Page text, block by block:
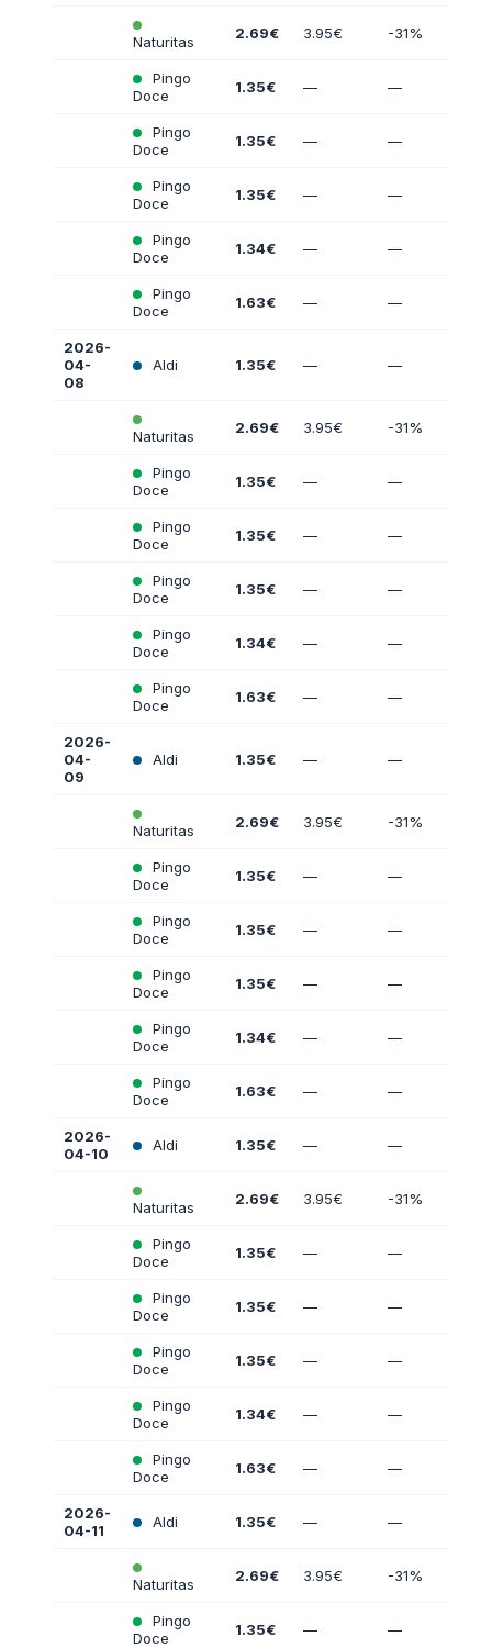
Naturitas 2.69€ 3.95€ -31%
Pingo
Doce
1.35€ — —
Pingo
Doce
1.35€ — —
Pingo
Doce
1.35€ — —
Pingo
Doce
1.34€ — —
Pingo
Doce
1.63€ — —
2026-
04-
08
Aldi 1.35€ — —
Naturitas 2.69€ 3.95€ -31%
Pingo
Doce
1.35€ — —
Pingo
Doce
1.35€ — —
Pingo
Doce
1.35€ — —
Pingo
Doce
1.34€ — —
Pingo
Doce
1.63€ — —
2026-
04-
09
Aldi 1.35€ — —
Naturitas 2.69€ 3.95€ -31%
Pingo
Doce
1.35€ — —
Pingo
Doce
1.35€ — —
Pingo
Doce
1.35€ — —
Pingo
Doce
1.34€ — —
Pingo
Doce
1.63€ — —
2026-
04-10
Aldi 1.35€ — —
Naturitas 2.69€ 3.95€ -31%
Pingo
Doce
1.35€ — —
Pingo
Doce
1.35€ — —
Pingo
Doce
1.35€ — —
Pingo
Doce
1.34€ — —
Pingo
Doce
1.63€ — —
2026-
04-11
Aldi 1.35€ — —
Naturitas 2.69€ 3.95€ -31%
Pingo
Doce
1.35€ — —